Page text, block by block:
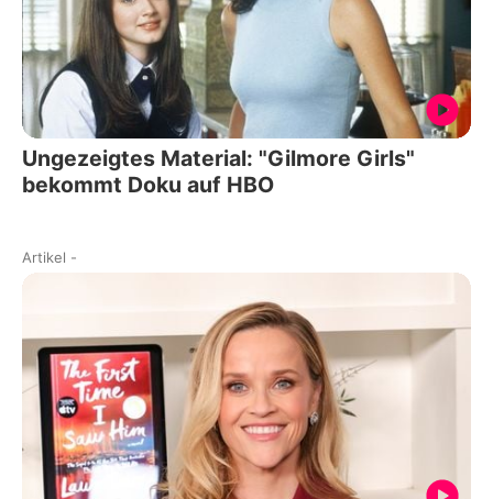
Ungezeigtes Material: "Gilmore Girls"
bekommt Doku auf HBO
Artikel -